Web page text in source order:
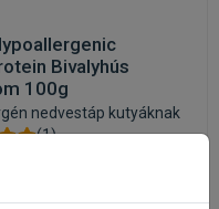
Bivalyhús
100g
nedvestáp kutyáknak
(1)
100g / Alutálca